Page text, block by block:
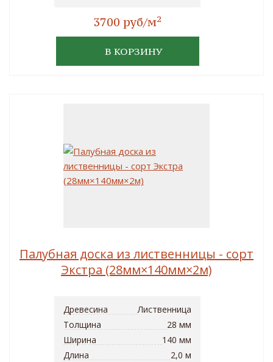
3700 руб/м2
В КОРЗИНУ
Палубная доска из лиственницы - сорт
Экстра (28мм×140мм×2м)
Древесина
Лиственница
Толщина
28 мм
Ширина
140 мм
Длина
2,0 м